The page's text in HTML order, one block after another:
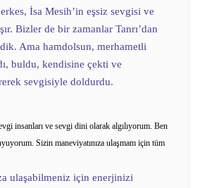
İsa Mesih’in eşsiz sevgisi ve
Bizler de bir zamanlar Tanrı’dan
Ama hamdolsun, merhametli
buldu, kendisine çekti ve
sevgisiyle doldurdu.
insanları ve sevgi dini olarak algılıyorum. Ben
Sizin maneviyatınıza ulaşmam için tüm
ulaşabilmeniz için enerjinizi